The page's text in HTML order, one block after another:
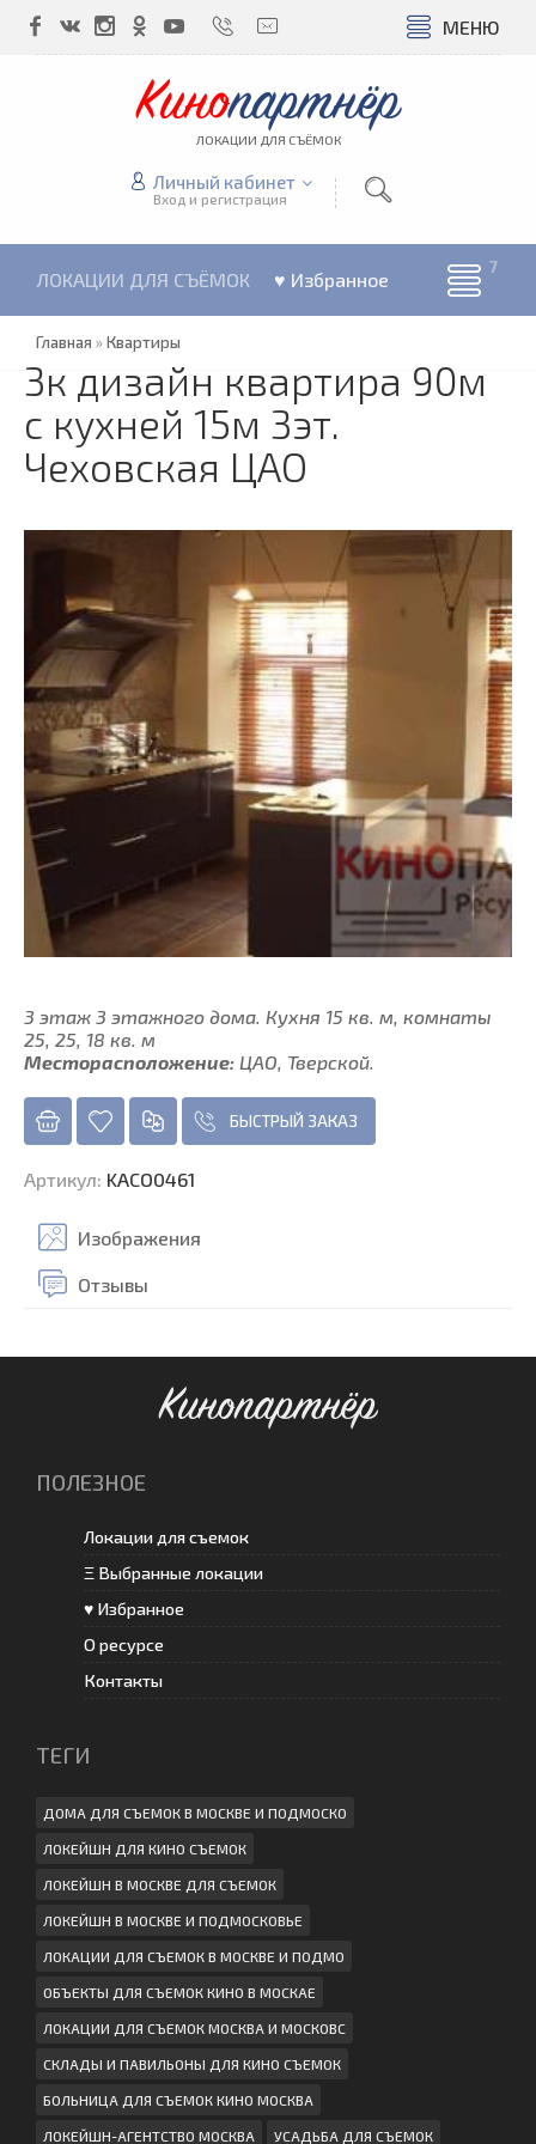
МЕНЮ
Кинопартнёр
ЛОКАЦИИ ДЛЯ СЪЁМОК
Личный кабинет
Вход и регистрация
ЛОКАЦИИ ДЛЯ СЪЁМОК ♥ Избранное
Главная »Квартиры
3к дизайн квартира 90м
с кухней 15м 3эт.
Чеховская ЦАО
3 этаж 3 этажного дома. Кухня 15 кв. м, комнаты
25, 25, 18 кв. м
Месторасположение: ЦАО, Тверской.
БЫСТРЫЙ ЗАКАЗ
Артикул: KACO0461
Изображения
Отзывы
Кинопартнёр
ПОЛЕЗНОЕ
Локации для съемок
Ξ Выбранные локации
♥ Избранное
О ресурсе
Контакты
ТЕГИ
ДОМА ДЛЯ СЪЕМОК В МОСКВЕ И ПОДМОСКО
ЛОКЕЙШН ДЛЯ КИНО СЪЕМОК
ЛОКЕЙШН В МОСКВЕ ДЛЯ СЪЕМОК
ЛОКЕЙШН В МОСКВЕ И ПОДМОСКОВЬЕ
ЛОКАЦИИ ДЛЯ СЪЕМОК В МОСКВЕ И ПОДМО
ОБЪЕКТЫ ДЛЯ СЪЕМОК КИНО В МОСКАЕ
ЛОКАЦИИ ДЛЯ СЪЕМОК МОСКВА И МОСКОВС
СКЛАДЫ И ПАВИЛЬОНЫ ДЛЯ КИНО СЪЕМОК
БОЛЬНИЦА ДЛЯ СЪЕМОК КИНО МОСКВА
ЛОКЕЙШН-АГЕНТСТВО МОСКВА УСАДЬБА ДЛЯ СЪЕМОК